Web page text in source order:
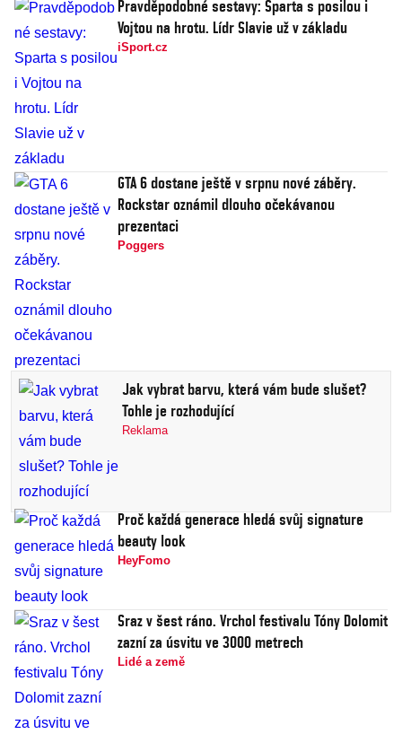
Pravděpodobné sestavy: Sparta s posilou i
Vojtou na hrotu. Lídr Slavie už v základu
iSport.cz
GTA 6 dostane ještě v srpnu nové záběry.
Rockstar oznámil dlouho očekávanou
prezentaci
Poggers
Jak vybrat barvu, která vám bude slušet?
Tohle je rozhodující
Reklama
Proč každá generace hledá svůj signature
beauty look
HeyFomo
Sraz v šest ráno. Vrchol festivalu Tóny Dolomit
zazní za úsvitu ve 3000 metrech
Lidé a země